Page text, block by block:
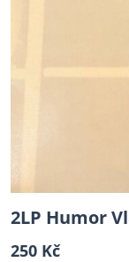
2LP Humor
250 Kč